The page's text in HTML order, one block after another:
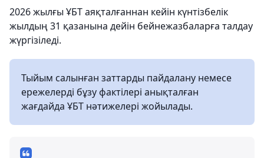
2026 жылғы ҰБТ аяқталғаннан кейін күнтізбелік
жылдың 31 қазанына дейін бейнежазбаларға талдау
жүргізіледі.
Тыйым салынған заттарды пайдалану немесе
ережелерді бұзу фактілері анықталған
жағдайда ҰБТ нәтижелері жойылады.